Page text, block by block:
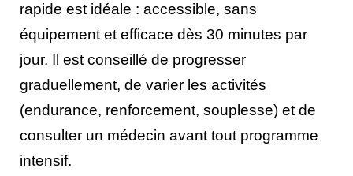
rapide est idéale : accessible, sans
équipement et efficace dès 30 minutes par
jour. Il est conseillé de progresser
graduellement, de varier les activités
(endurance, renforcement, souplesse) et de
consulter un médecin avant tout programme
intensif.